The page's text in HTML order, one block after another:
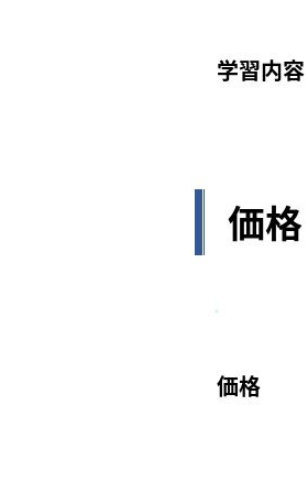
学習内容
価格
価格